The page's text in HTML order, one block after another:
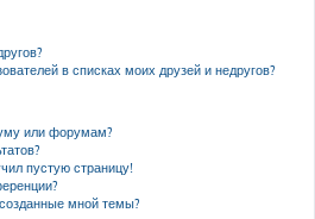
в списках моих друзей и недругов?
или форумам?
пустую страницу!
мной темы?